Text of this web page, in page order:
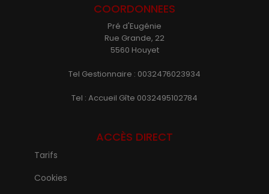
COORDONNEES
Pré d'Eugénie
Rue Grande, 22
5560 Houyet
Tel Gestionnaire : 0032476023934
Tel : Accueil Gîte 0032495102784
ACCÈS DIRECT
Tarifs
Cookies